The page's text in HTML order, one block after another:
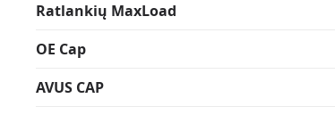
Ratlankių MaxLoad
OE Cap
AVUS CAP